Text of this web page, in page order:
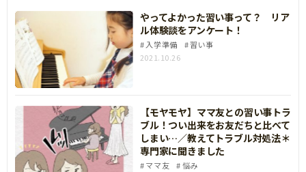
やってよかった習い事って？ リア
ル体験談をアンケート！
入学準備
習い事
2021.10.26
【モヤモヤ】ママ友との習い事トラ
ブル！つい出来をお友だちと比べて
しまい…／教えてトラブル対処法＊
専門家に聞きました
ママ友
悩み